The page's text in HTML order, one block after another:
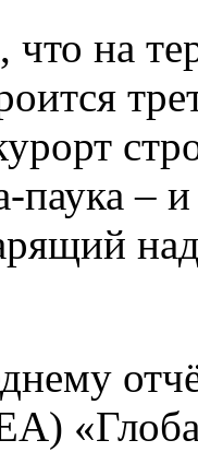
что на
паука –